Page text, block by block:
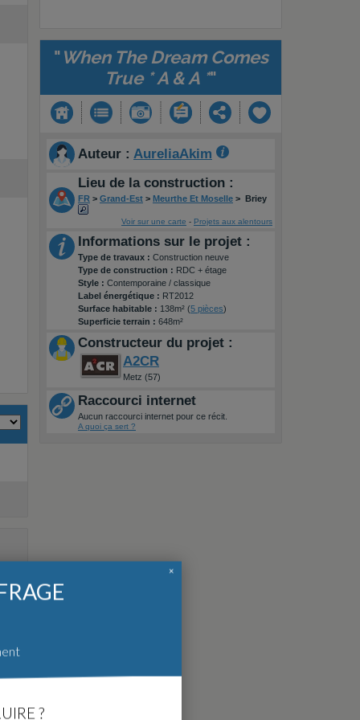
"When The Dream Comes
True * A & A *"
Auteur : AureliaAkim
Lieu de la construction :
FR > Grand-Est > Meurthe Et Moselle > Briey
Voir sur une carte - Projets aux alentours
Informations sur le projet :
Type de travaux : Construction neuve
Type de construction : RDC + étage
Style : Contemporaine / classique
Label énergétique : RT2012
Surface habitable : 138m² (5 pièces)
Superficie terrain : 648m²
Constructeur du projet :
A2CR
Metz (57)
Raccourci internet
Aucun raccourci internet pour ce récit.
A quoi ça sert ?
?
×